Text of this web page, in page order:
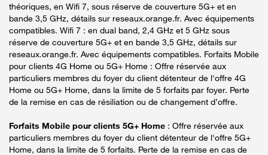
théoriques, en Wifi 7, sous réserve de couverture 5G+ et en
bande 3,5 GHz, détails sur reseaux.orange.fr. Avec équipements
compatibles. Wifi 7 : en dual band, 2,4 GHz et 5 GHz sous
réserve de couverture 5G+ et en bande 3,5 GHz, détails sur
reseaux.orange.fr. Avec équipements compatibles. Forfaits Mobile
pour clients 4G Home ou 5G+ Home : Offre réservée aux
particuliers membres du foyer du client détenteur de l'offre 4G
Home ou 5G+ Home, dans la limite de 5 forfaits par foyer. Perte
de la remise en cas de résiliation ou de changement d’offre.
Forfaits Mobile pour clients 5G+ Home : Offre réservée aux
particuliers membres du foyer du client détenteur de l'offre 5G+
Home, dans la limite de 5 forfaits. Perte de la remise en cas de